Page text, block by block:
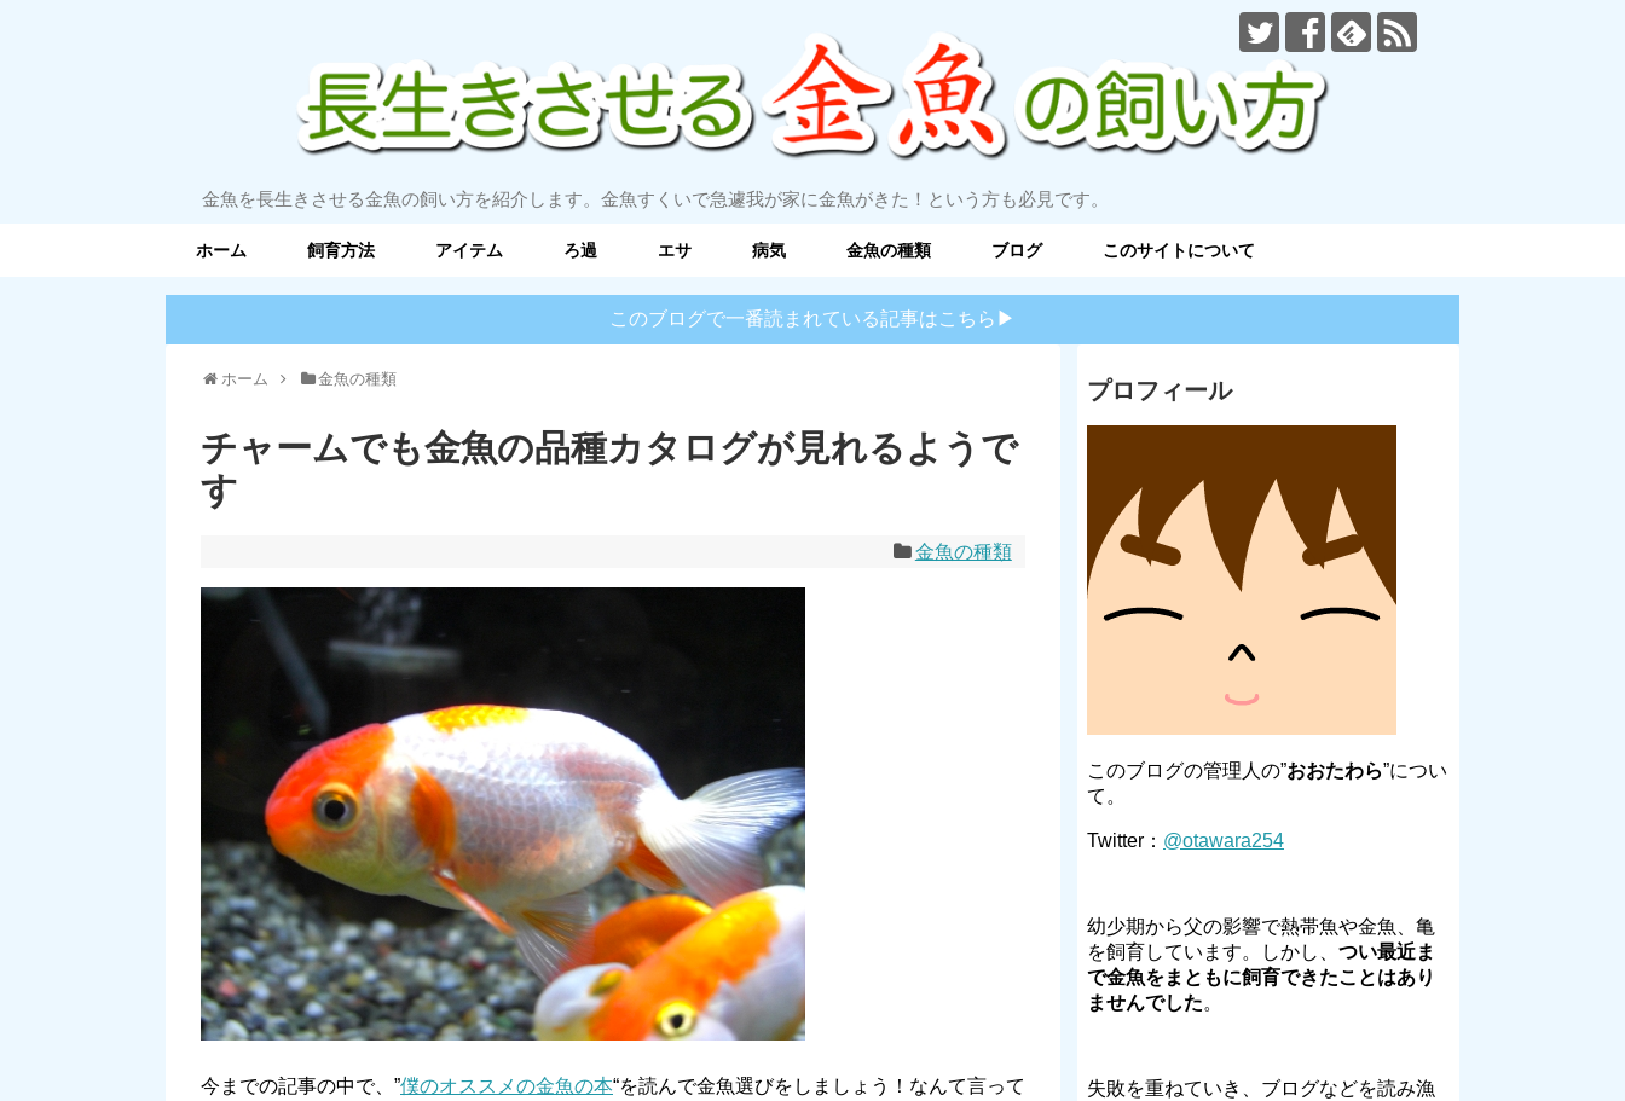
金魚を長生きさせる金魚の飼い方を紹介します。金魚すくいで急遽我が家に金魚がきた！という方も必見です。
ホーム 飼育方法 アイテム ろ過 エサ 病気 金魚の種類 ブログ このサイトについて
このブログで一番読まれている記事はこちら▶︎
ホーム 金魚の種類
チャームでも金魚の品種カタログが見れるようで
す
金魚の種類
今までの記事の中で、”僕のオススメの金魚の本“を読んで金魚選びをしましょう！なんて言って
プロフィール
このブログの管理人の”おおたわら”につい
て。
Twitter： @otawara254
幼少期から父の影響で熱帯魚や金魚、亀
を飼育しています。しかし、 つい最近ま
で金魚をまともに飼育できたことはあり
ませんでした。
失敗を重ねていき、ブログなどを読み漁